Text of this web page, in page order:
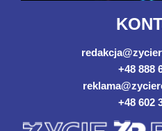
+48 888
+48 602